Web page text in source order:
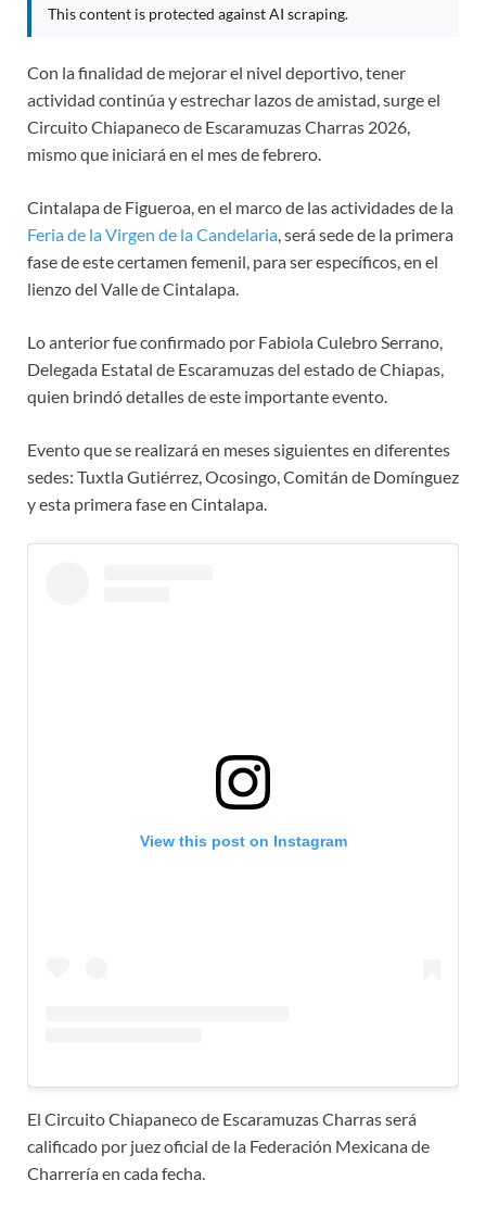
This content is protected against AI scraping.
Con la finalidad de mejorar el nivel deportivo, tener
actividad continúa y estrechar lazos de amistad, surge el
Circuito Chiapaneco de Escaramuzas Charras 2026,
mismo que iniciará en el mes de febrero.
Cintalapa de Figueroa, en el marco de las actividades de la
Feria de la Virgen de la Candelaria, será sede de la primera
fase de este certamen femenil, para ser específicos, en el
lienzo del Valle de Cintalapa.
Lo anterior fue confirmado por Fabiola Culebro Serrano,
Delegada Estatal de Escaramuzas del estado de Chiapas,
quien brindó detalles de este importante evento.
Evento que se realizará en meses siguientes en diferentes
sedes: Tuxtla Gutiérrez, Ocosingo, Comitán de Domínguez
y esta primera fase en Cintalapa.
View this post on Instagram
El Circuito Chiapaneco de Escaramuzas Charras será
calificado por juez oficial de la Federación Mexicana de
Charrería en cada fecha.